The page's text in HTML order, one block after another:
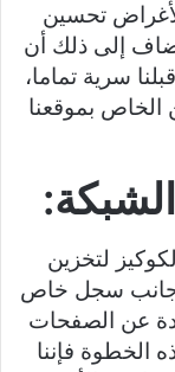
تحسين
إلى ذلك أن
سرية تماما،
بموقعنا
لتخزين
جانب سجل خاص
عن الصفحات
الخطوة فإننا